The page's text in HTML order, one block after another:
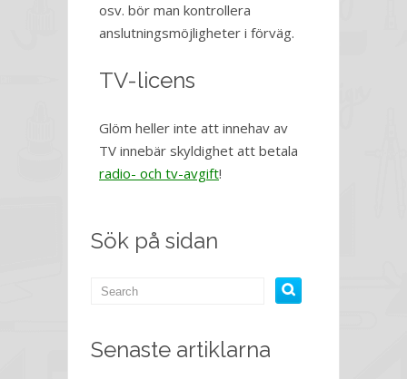
osv. bör man kontrollera
anslutningsmöjligheter i förväg.
TV-licens
Glöm heller inte att innehav av
TV innebär skyldighet att betala
radio- och tv-avgift!
Sök på sidan
Senaste artiklarna